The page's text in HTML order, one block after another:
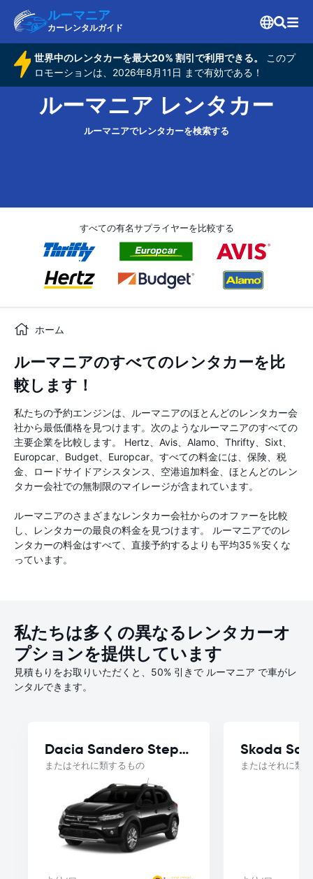
ルーマニア
カーレンタルガイド
世界中のレンタカーを最大20% 割引で利用できる。
このプ
ロモーションは、2026年8月11日 まで有効である！
ルーマニア レンタカー
ルーマニアでレンタカーを検索する
すべての有名サプライヤーを比較する
ホーム
ルーマニアのすべてのレンタカーを比
較します！
私たちの予約エンジンは、ルーマニアのほとんどのレンタカー会
社から最低価格を見つけます。次のようなルーマニアのすべての
主要企業を比較します。 Hertz、Avis、Alamo、Thrifty、Sixt、
Europcar、Budget、Europcar。すべての料金には、保険、税
金、ロードサイドアシスタンス、空港追加料金、ほとんどのレン
タカー会社での無制限のマイレージが含まれています。
ルーマニアのさまざまなレンタカー会社からのオファーを比較
し、レンタカーの最良の料金を見つけます。 ルーマニアでのレ
ンタカーの料金はすべて、直接予約するよりも平均35％安くな
っています。
私たちは多くの異なるレンタカーオ
プションを提供しています
見積もりをお取りいただくと、50% 引きで ルーマニア で車がレ
ンタルできます。
Dacia Sandero Stepway
またはそれに類するもの
Skoda
またはそれに類